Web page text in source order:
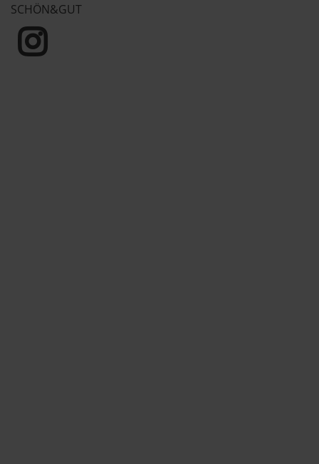
SCHÖN&GUT